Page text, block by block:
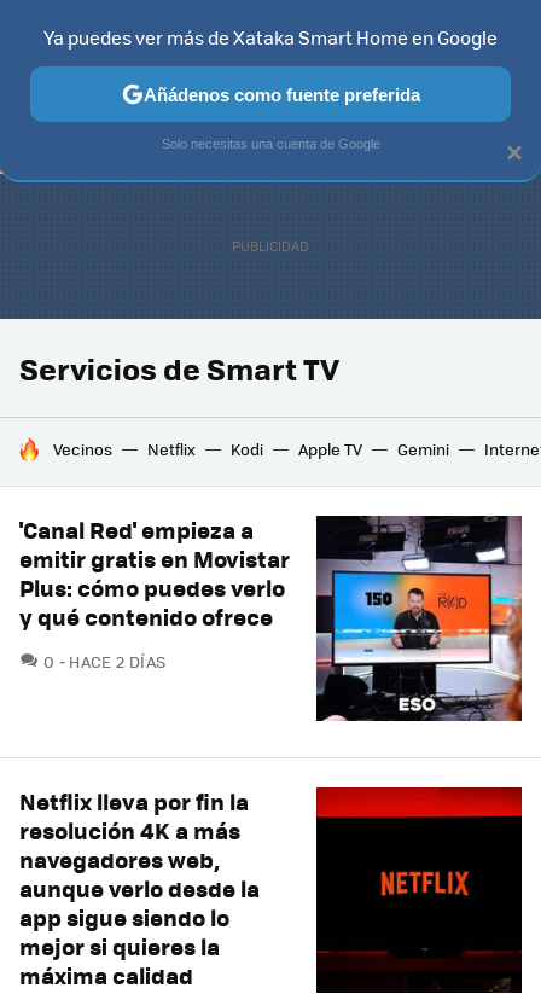
TELEVISORES CONTENIDOS SMART TV SELECCIÓN
Servicios de Smart TV
HOY SE HABLA DE
Vecinos Netflix Kodi Apple TV Gemini
'Canal Red' empieza a
emitir gratis en Movistar
Plus: cómo puedes verlo
y qué contenido ofrece
0 COMENTARIOS
HACE 2 DÍAS
Netflix lleva por fin la
resolución 4K a más
navegadores web,
aunque verlo desde la
app sigue siendo lo
mejor si quieres la
máxima calidad
×
Ya puedes ver más de Xataka Smart Home en Google
Añádenos como fuente preferida
Solo necesitas una cuenta de Google